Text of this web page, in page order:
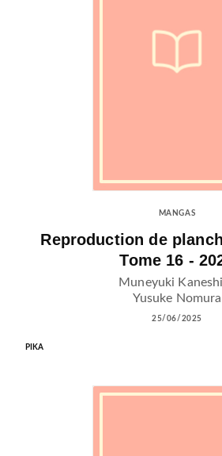
MANGAS
Reproduction de
Tome 16 -
Muneyuki
Yusuke Nomura
25/06/2025
PIKA